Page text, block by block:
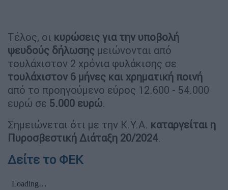
Τέλος, οι κυρώσεις για την υποβολή
ψευδούς δήλωσης μειώνονται από
τουλάχιστον 2 χρόνια φυλάκισης σε
τουλάχιστον 6 μήνες και χρηματική ποινή
από το προηγούμενο εύρος 12.600 - 54.000
ευρώ σε 5.000 ευρώ.
Σημειώνεται ότι με την Κ.Υ.Α. καταργείται η
Πυροσβεστική Διάταξη 20/2024.
Δείτε το ΦΕΚ